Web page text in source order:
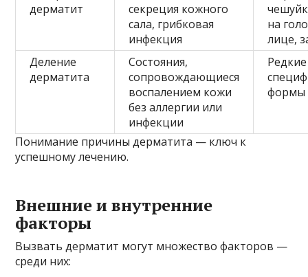
дерматит
секреция кожного
сала, грибковая
инфекция
на
лице,
Деление
дерматита
Состояния,
сопровождающиеся
воспалением кожи
без аллергии или
инфекции
формы
Понимание причины дерматита — ключ к
успешному лечению.
Внешние и внутренние
факторы
Вызвать дерматит могут множество факторов —
среди них: